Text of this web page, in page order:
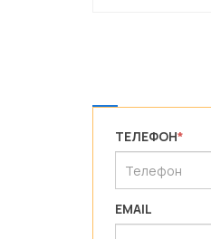
ТЕЛЕФОН*
EMAIL